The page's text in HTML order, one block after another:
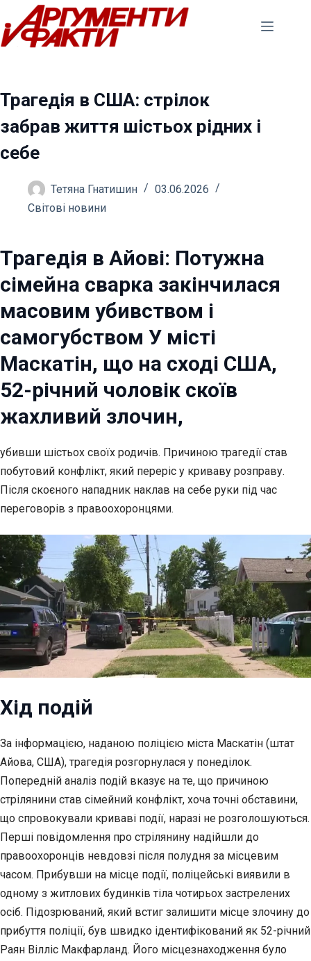
Перейти
до
вмісту
Трагедія в США: стрілок
забрав життя шістьох рідних і
себе
Тетяна Гнатишин
03.06.2026
Світові новини
Трагедія в Айові: Потужна
сімейна сварка закінчилася
масовим убивством і
самогубством У місті
Маскатін, що на сході США,
52-річний чоловік скоїв
жахливий злочин,
убивши шістьох своїх родичів. Причиною трагедії став
побутовий конфлікт, який переріс у криваву розправу.
Після скоєного нападник наклав на себе руки під час
переговорів з правоохоронцями.
Хід подій
За інформацією, наданою поліцією міста Маскатін (штат
Айова, США), трагедія розгорнулася у понеділок.
Попередній аналіз подій вказує на те, що причиною
стрілянини став сімейний конфлікт, хоча точні обставини,
що спровокували криваві події, наразі не розголошуються.
Перші повідомлення про стрілянину надійшли до
правоохоронців невдовзі після полудня за місцевим
часом. Прибувши на місце події, поліцейські виявили в
одному з житлових будинків тіла чотирьох застрелених
осіб. Підозрюваний, який встиг залишити місце злочину до
прибуття поліції, був швидко ідентифікований як 52-річний
Раян Вілліс Макфарланд. Його місцезнаходження було